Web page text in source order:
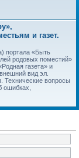
и газет.
портала «Быть
родовых поместий»
газета» и
вид эл.
Технические вопросы
ошибках,